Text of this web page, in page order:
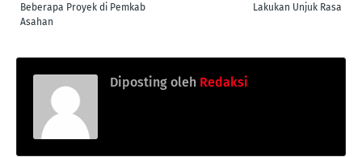
Lakukan Unjuk Rasa
Beberapa Proyek di Pemkab
Asahan
Diposting oleh Redaksi